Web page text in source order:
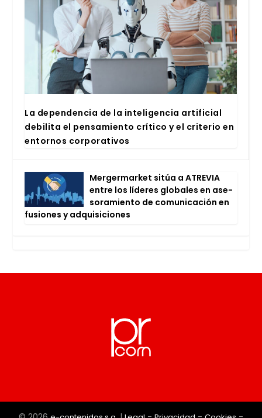
La depen­den­cia de la inte­li­gen­cia arti­fi­cial
debi­li­ta el pen­sa­mien­to crí­ti­co y el cri­te­rio en
entor­nos cor­po­ra­ti­vos
Mer­ger­mar­ket sitúa a ATRE­VIA
entre los líde­res glo­ba­les en ase­
so­ra­mien­to de comu­ni­ca­ción en
fusio­nes y adqui­si­cio­nes